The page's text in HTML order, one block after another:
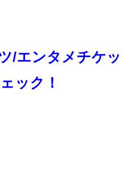
/エンタメチケッ
ック！